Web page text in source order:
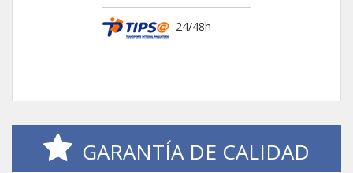
24/48h
GARANTÍA DE CALIDAD